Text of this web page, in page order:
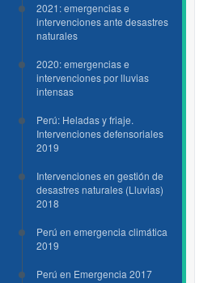
2021: emergencias e
intervenciones ante desastres
naturales
2020: emergencias e
intervenciones por lluvias
intensas
Perú: Heladas y friaje.
Intervenciones defensoriales
2019
Intervenciones en gestión de
desastres naturales (Lluvias)
2018
Perú en emergencia climática
2019
Perú en Emergencia 2017